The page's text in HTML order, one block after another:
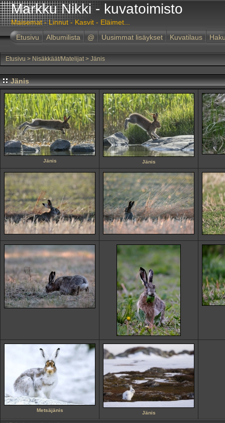
Markku Nikki - kuvatoimisto
Maisemat - Linnut - Kasvit - Eläimet...
Etusivu
Albumilista @ Uusimmat lisäykset Kuvatilaus
Etusivu > Nisäkkäät/Matelijat> Jänis
Jänis
Jänis Jänis
Metsäjänis Jänis